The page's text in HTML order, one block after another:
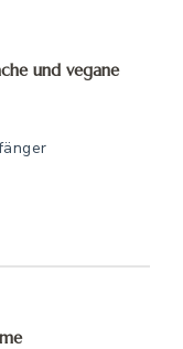
und vegane